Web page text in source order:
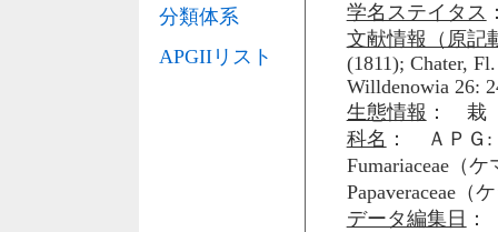
学名ステイタス
文献情報（原記
(1811); Chater,
Willdenowia 26:
生態情報 ： 栽
科名 ： ＡＰＧ:
Fumariaceae（
Papaveraceae（
データ編集日
分類体系
APGIIリスト